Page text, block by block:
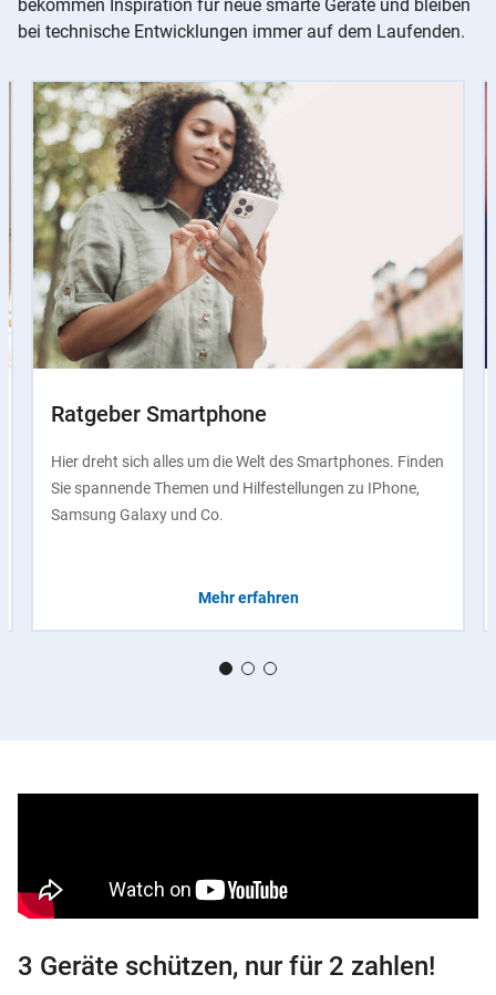
bekommen Inspiration für neue smarte Geräte und bleiben
bei technische Entwicklungen immer auf dem Laufenden.
Instructions
Ratgeber Smartphone
Hier dreht sich alles um die Welt des Smartphones. Finden
Sie spannende Themen und Hilfestellungen zu IPhone,
Samsung Galaxy und Co.
Mehr erfahren
3 Geräte schützen, nur für 2 zahlen!